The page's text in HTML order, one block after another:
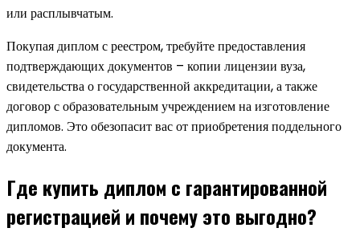
или расплывчатым.
Покупая диплом с реестром, требуйте предоставления
подтверждающих документов – копии лицензии вуза,
свидетельства о государственной аккредитации, а также
договор с образовательным учреждением на изготовление
дипломов. Это обезопасит вас от приобретения поддельного
документа.
Где купить диплом с гарантированной
регистрацией и почему это выгодно?